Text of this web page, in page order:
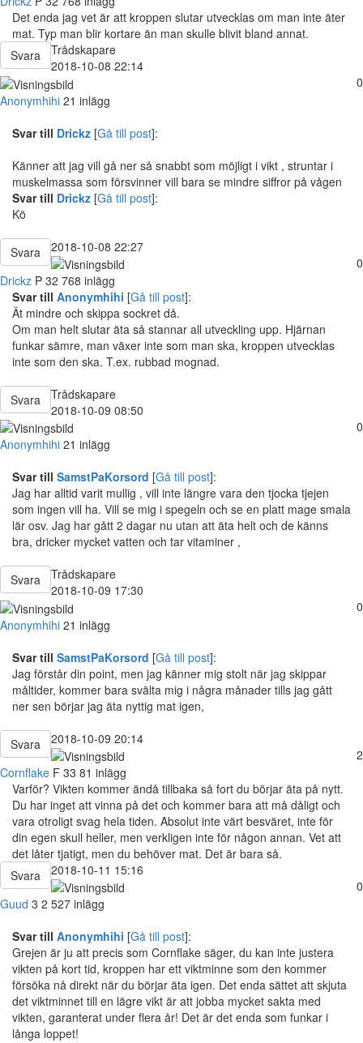
Det enda jag vet är att kroppen slutar utvecklas om man inte äter
mat. Typ man blir kortare än man skulle blivit bland annat.
Svara
Trådskapare
2018-10-08 22:14
0
Anonymhihi 21 inlägg
Svar till Drickz [Gå till post]:
Känner att jag vill gå ner så snabbt som möjligt i vikt , struntar i
muskelmassa som försvinner vill bara se mindre siffror på vågen
Svar till Drickz [Gå till post]:
Kö
Svara
2018-10-08 22:27
0
Drickz P 32 768 inlägg
Svar till Anonymhihi [Gå till post]:
Ät mindre och skippa sockret då.
Om man helt slutar äta så stannar all utveckling upp. Hjärnan
funkar sämre, man växer inte som man ska, kroppen utvecklas
inte som den ska. T.ex. rubbad mognad.
Svara
Trådskapare
2018-10-09 08:50
0
Anonymhihi 21 inlägg
Svar till SamstPaKorsord [Gå till post]:
Jag har alltid varit mullig , vill inte längre vara den tjocka tjejen
som ingen vill ha. Vill se mig i spegeln och se en platt mage smala
lär osv. Jag har gått 2 dagar nu utan att äta helt och de känns
bra, dricker mycket vatten och tar vitaminer ,
Svara
Trådskapare
2018-10-09 17:30
0
Anonymhihi 21 inlägg
Svar till SamstPaKorsord [Gå till post]:
Jag förstår din point, men jag känner mig stolt när jag skippar
måltider, kommer bara svälta mig i några månader tills jag gått
ner sen börjar jag äta nyttig mat igen,
Svara
2018-10-09 20:14
2
Cornflake F 33 81 inlägg
Varför? Vikten kommer ändå tillbaka så fort du börjar äta på nytt.
Du har inget att vinna på det och kommer bara att må dåligt och
vara otroligt svag hela tiden. Absolut inte värt besväret, inte för
din egen skull heller, men verkligen inte för någon annan. Vet att
det låter tjatigt, men du behöver mat. Det är bara så.
Svara
2018-10-11 15:16
0
Guud 3 2 527 inlägg
Svar till Anonymhihi [Gå till post]:
Grejen är ju att precis som Cornflake säger, du kan inte justera
vikten på kort tid, kroppen har ett viktminne som den kommer
försöka nå direkt när du börjar äta igen. Det enda sättet att skjuta
det viktminnet till en lägre vikt är att jobba mycket sakta med
vikten, garanterat under flera år! Det är det enda som funkar i
långa loppet!